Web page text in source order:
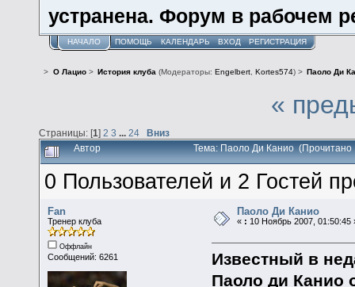
устранена. Форум в рабочем
НАЧАЛО ПОМОЩЬ КАЛЕНДАРЬ ВХОД РЕГИСТРАЦИЯ
> О Лацио> История клуба (Модераторы: Engelbert, Kortes574) > Паоло Ди
«
Страницы: [1] 2 3 24 Вниз
Автор Тема: Паоло Ди Канио (Прочитано
0 Пользователей и 2 Гостей
Fan
Тренер клуба
Оффлайн
Сообщений: 6261
Паоло Ди Канио
« : 10 Ноябрь 2007, 01:50:45
Известный в
Паоло ди Канио